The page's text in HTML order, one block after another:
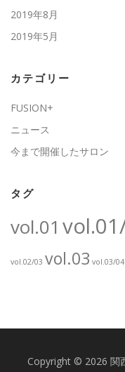
2019年8月
2019年5月
カテゴリー
FUSION+
ニュース
今まで開催したサロン
タグ
vol.01
vol.02/03 vol.03 vol.03/04
Copyright © 2026 関